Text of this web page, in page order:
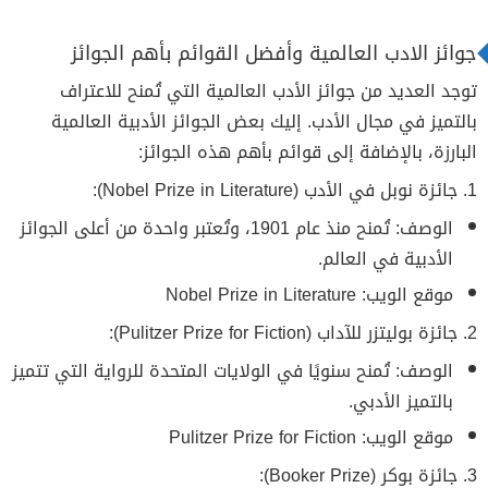
جوائز الادب العالمية وأفضل القوائم بأهم الجوائز
توجد العديد من جوائز الأدب العالمية التي تُمنح للاعتراف
بالتميز في مجال الأدب. إليك بعض الجوائز الأدبية العالمية
البارزة، بالإضافة إلى قوائم بأهم هذه الجوائز:
1. جائزة نوبل في الأدب (Nobel Prize in Literature):
الوصف: تُمنح منذ عام 1901، وتُعتبر واحدة من أعلى الجوائز
الأدبية في العالم.
موقع الويب: Nobel Prize in Literature
2. جائزة بوليتزر للآداب (Pulitzer Prize for Fiction):
الوصف: تُمنح سنويًا في الولايات المتحدة للرواية التي تتميز
بالتميز الأدبي.
موقع الويب: Pulitzer Prize for Fiction
3. جائزة بوكر (Booker Prize):